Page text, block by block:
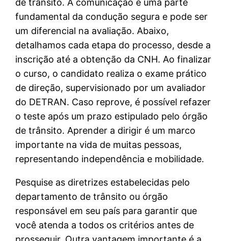
de trânsito. A comunicação é uma parte
fundamental da condução segura e pode ser
um diferencial na avaliação. Abaixo,
detalhamos cada etapa do processo, desde a
inscrição até a obtenção da CNH. Ao finalizar
o curso, o candidato realiza o exame prático
de direção, supervisionado por um avaliador
do DETRAN. Caso reprove, é possível refazer
o teste após um prazo estipulado pelo órgão
de trânsito. Aprender a dirigir é um marco
importante na vida de muitas pessoas,
representando independência e mobilidade.
Pesquise as diretrizes estabelecidas pelo
departamento de trânsito ou órgão
responsável em seu país para garantir que
você atenda a todos os critérios antes de